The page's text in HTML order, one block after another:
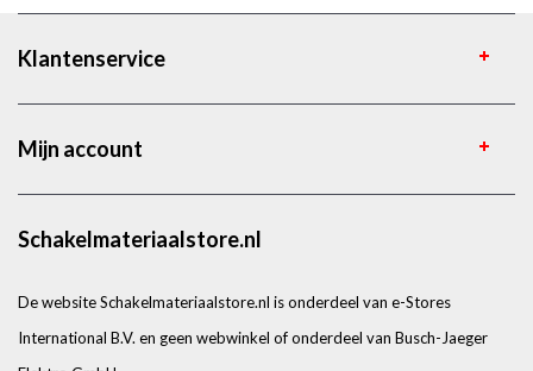
Klantenservice
Mijn account
Schakelmateriaalstore.nl
De website Schakelmateriaalstore.nl is onderdeel van e-Stores
International B.V. en geen webwinkel of onderdeel van Busch-Jaeger